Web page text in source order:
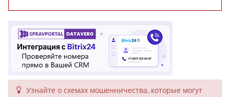
Узнайте о схемах мошенни­чества, кото­рые могут